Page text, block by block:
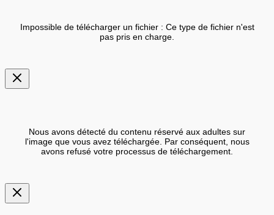
Impossible de télécharger un fichier : Ce type de fichier n'est
pas pris en charge.
Nous avons détecté du contenu réservé aux adultes sur
l'image que vous avez téléchargée. Par conséquent, nous
avons refusé votre processus de téléchargement.